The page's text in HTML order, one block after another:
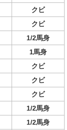
クビ
クビ
1/2馬身
1馬身
クビ
クビ
クビ
1/2馬身
1/2馬身